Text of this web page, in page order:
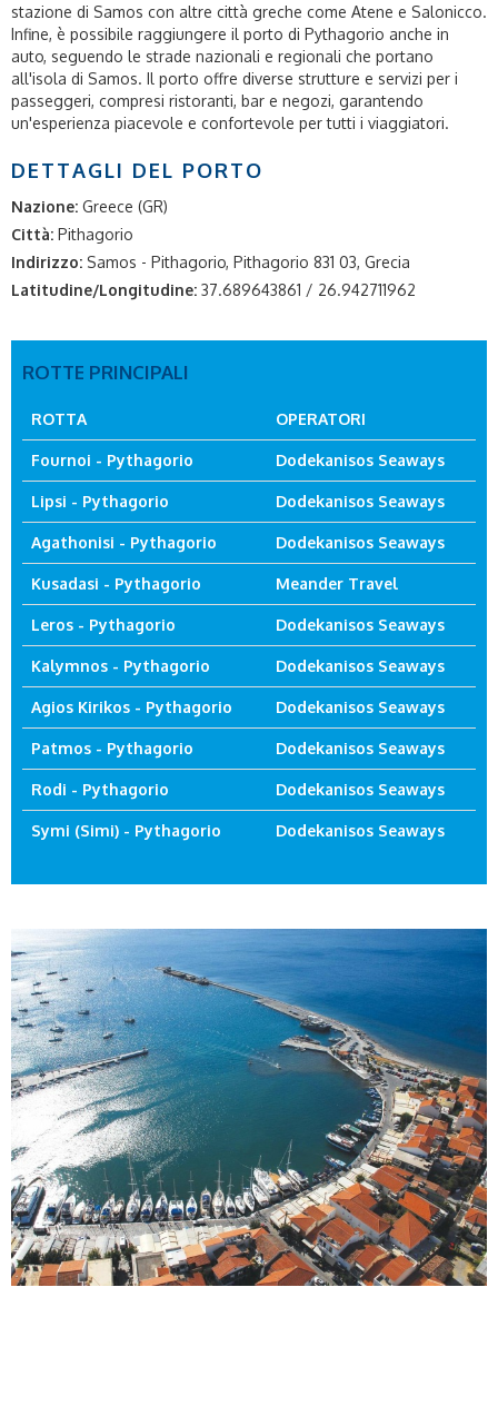
stazione di Samos con altre città greche come Atene e Salonicco.
Infine, è possibile raggiungere il porto di Pythagorio anche in
auto, seguendo le strade nazionali e regionali che portano
all'isola di Samos. Il porto offre diverse strutture e servizi per i
passeggeri, compresi ristoranti, bar e negozi, garantendo
un'esperienza piacevole e confortevole per tutti i viaggiatori.
DETTAGLI DEL PORTO
Nazione: Greece (GR)
Città: Pithagorio
Indirizzo: Samos - Pithagorio, Pithagorio 831 03, Grecia
Latitudine/Longitudine: 37.689643861 / 26.942711962
ROTTE PRINCIPALI
ROTTA OPERATORI
Fournoi - Pythagorio Dodekanisos Seaways
Lipsi - Pythagorio Dodekanisos Seaways
Agathonisi - Pythagorio Dodekanisos Seaways
Kusadasi - Pythagorio Meander Travel
Leros - Pythagorio Dodekanisos Seaways
Kalymnos - Pythagorio Dodekanisos Seaways
Agios Kirikos - Pythagorio Dodekanisos Seaways
Patmos - Pythagorio Dodekanisos Seaways
Rodi - Pythagorio Dodekanisos Seaways
Symi (Simi) - Pythagorio Dodekanisos Seaways